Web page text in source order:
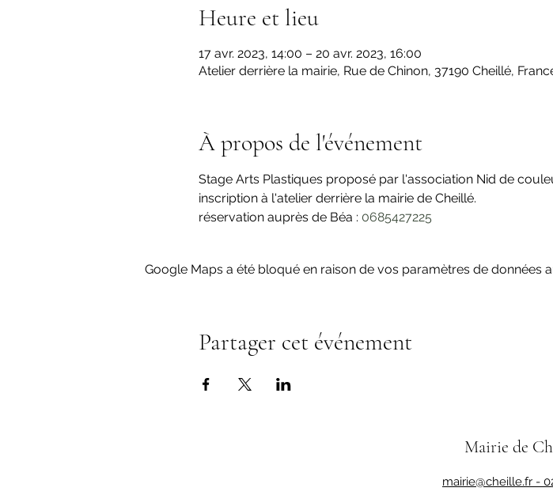
Heure et lieu
17 avr. 2023, 14:00 – 20 avr. 2023, 16:00
Atelier derrière la mairie, Rue de Chinon, 37190 Cheillé,
À propos de l'événement
Stage Arts Plastiques proposé par l'association Nid de
inscription à l'atelier derrière la mairie de Cheillé.
réservation auprès de Béa : 0685427225
Google Maps a été bloqué en raison de vos paramètres de données
Partager cet événement
Mairie de
mairie@cheille.fr -